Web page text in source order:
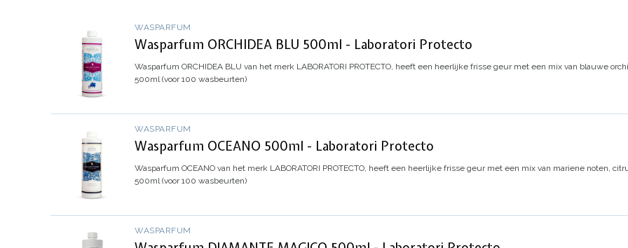
WASPARFUM
Wasparfum ORCHIDEA BLU 500ml - Laboratori Protecto
Wasparfum ORCHIDEA BLU van het merk LABORATORI PROTECTO, heeft een heerlijke frisse geur met een mix van blauwe
500ml (voor 100 wasbeurten)
WASPARFUM
Wasparfum OCEANO 500ml - Laboratori Protecto
Wasparfum OCEANO van het merk LABORATORI PROTECTO, heeft een heerlijke frisse geur met een mix van mariene noten,
500ml (voor 100 wasbeurten)
WASPARFUM